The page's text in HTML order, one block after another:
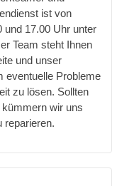
ist von
und 17.00 Uhr unter
Team steht Ihnen
und unser
eventuelle Probleme
zu lösen. Sollten
kümmern wir uns
reparieren.